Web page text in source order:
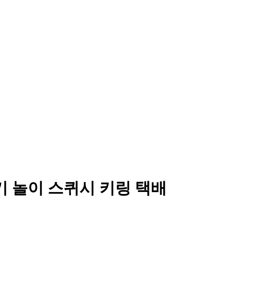
놀이 스퀴시 키링 택배